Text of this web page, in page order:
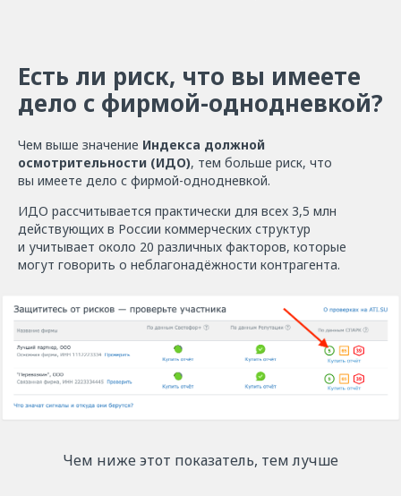
Есть ли риск, что вы имеете
дело с фирмой-однодневкой?
Чем выше значение Индекса должной
осмотрительности (ИДО), тем больше риск, что
вы имеете дело с фирмой-однодневкой.
ИДО рассчитывается практически для всех 3,5 млн
действующих в России коммерческих структур
и учитывает около 20 различных факторов, которые
могут говорить о неблагонадёжности контрагента.
Чем ниже этот показатель, тем лучше